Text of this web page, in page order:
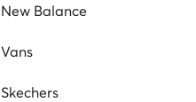
New Balance
Vans
Skechers